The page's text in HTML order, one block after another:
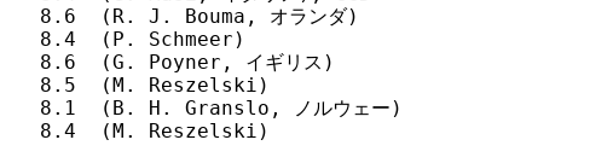
8.6  (R. J. Bouma, オランダ)
8.4  (P. Schmeer)
8.6  (G. Poyner, イギリス)
8.5  (M. Reszelski)
8.1  (B. H. Granslo, ノルウェー)
8.4  (M. Reszelski)